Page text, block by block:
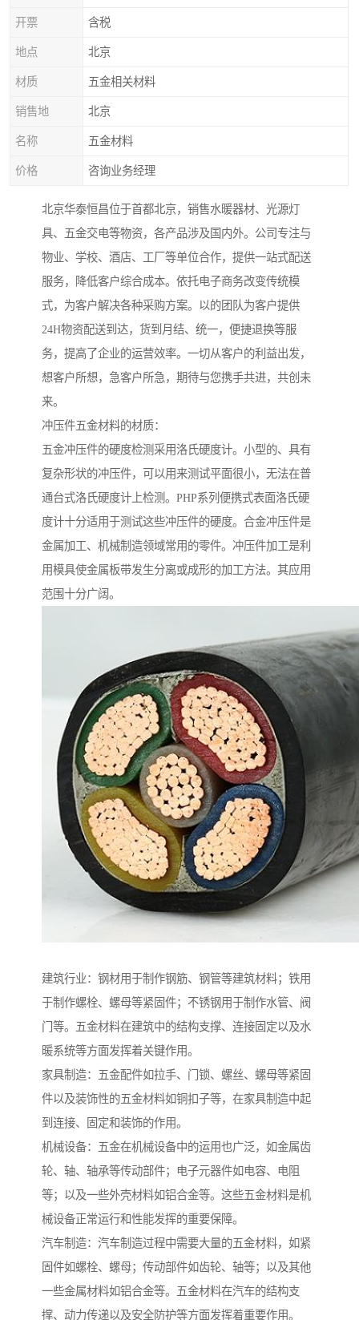
开票 含税
地点 北京
材质 五金相关材料
销售地 北京
名称 五金材料
价格 咨询业务经理
北京华泰恒昌位于首都北京，销售水暖器材、光源灯
具、五金交电等物资，各产品涉及国内外。公司专注与
物业、学校、酒店、工厂等单位合作，提供一站式配送
服务，降低客户综合成本。依托电子商务改变传统模
式，为客户解决各种采购方案。以的团队为客户提供
24H物资配送到达，货到月结、统一，便捷退换等服
务，提高了企业的运营效率。一切从客户的利益出发，
想客户所想，急客户所急，期待与您携手共进，共创未
来。
冲压件五金材料的材质：
五金冲压件的硬度检测采用洛氏硬度计。小型的、具有
复杂形状的冲压件，可以用来测试平面很小，无法在普
通台式洛氏硬度计上检测。PHP系列便携式表面洛氏硬
度计十分适用于测试这些冲压件的硬度。合金冲压件是
金属加工、机械制造领域常用的零件。冲压件加工是利
用模具使金属板带发生分离或成形的加工方法。其应用
范围十分广阔。
建筑行业：钢材用于制作钢筋、钢管等建筑材料；铁用
于制作螺栓、螺母等紧固件；不锈钢用于制作水管、阀
门等。五金材料在建筑中的结构支撑、连接固定以及水
暖系统等方面发挥着关键作用。
家具制造：五金配件如拉手、门锁、螺丝、螺母等紧固
件以及装饰性的五金材料如铜扣子等，在家具制造中起
到连接、固定和装饰的作用。
机械设备：五金在机械设备中的运用也广泛，如金属齿
轮、轴、轴承等传动部件；电子元器件如电容、电阻
等；以及一些外壳材料如铝合金等。这些五金材料是机
械设备正常运行和性能发挥的重要保障。
汽车制造：汽车制造过程中需要大量的五金材料，如紧
固件如螺栓、螺母；传动部件如齿轮、轴等；以及其他
一些金属材料如铝合金等。五金材料在汽车的结构支
撑、动力传递以及安全防护等方面发挥着重要作用。